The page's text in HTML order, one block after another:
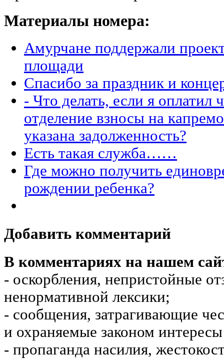
Материалы номера:
Амурчане поддержали
площади
Спасибо за праздник и
- Что делать, если я оплатил
отделение взносы на
указана задолженность?
Есть такая служба……
Где можно получить
рождении ребенка?
Добавить комментарий
В комментариях на нашем
- оскорбления, непристойные
ненормативной лексики;
- сообщения, затрагивающие
и охраняемые законом
- пропаганда насилия,